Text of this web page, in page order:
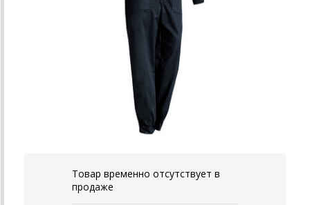
Товар временно отсутствует в
продаже